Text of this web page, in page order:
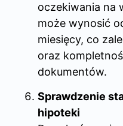
oczekiwania na
może wynosić
miesięcy, co
oraz
dokumentów.
Sprawdzenie
hipoteki